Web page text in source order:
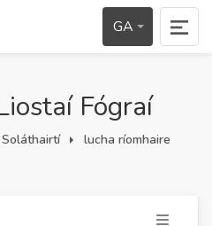
GA
Fógraí
lucha ríomhaire